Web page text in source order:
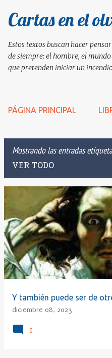
Ir al
Cartas en el
Estos textos buscan hacer
de siempre: el hombre, el
que pretenden iniciar un
PÁGINA PRINCIPAL
Mostrando las entradas
VER TODO
E
a
d
a
Y también puede ser de
diciembre 08, 2023
0